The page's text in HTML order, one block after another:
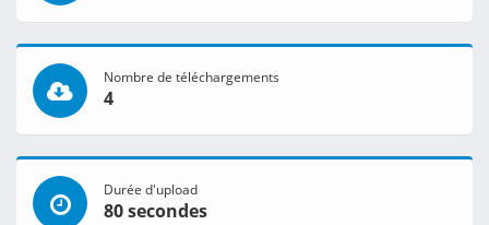
Nombre de téléchargements
4
Durée d'upload
80 secondes